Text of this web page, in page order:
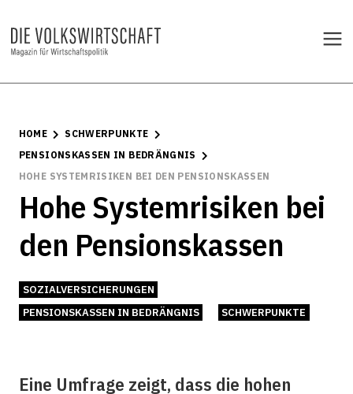
HOME
SCHWERPUNKTE
PENSIONSKASSEN IN BEDRÄNGNIS
HOHE SYSTEMRISIKEN BEI DEN PENSIONSKASSEN
Hohe Systemrisiken bei
den Pensionskassen
SOZIALVERSICHERUNGEN
PENSIONSKASSEN IN BEDRÄNGNIS
SCHWERPUNKTE
Eine Umfrage zeigt, dass die hohen